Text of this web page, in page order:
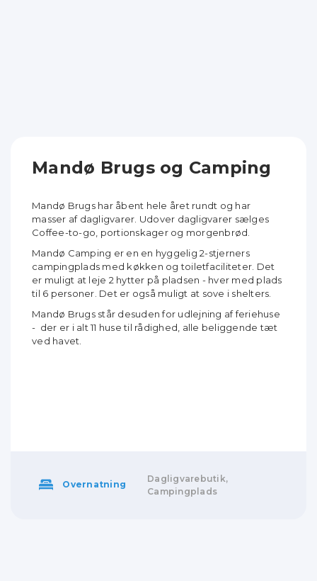
Mandø Brugs og Camping
Mandø Brugs har åbent hele året rundt og har
masser af dagligvarer. Udover dagligvarer sælges
Coffee-to-go, portionskager og morgenbrød.
Mandø Camping er en en hyggelig 2-stjerners
campingplads med køkken og toiletfaciliteter. Det
er muligt at leje 2 hytter på pladsen - hver med plads
til 6 personer. Det er også muligt at sove i shelters.
Mandø Brugs står desuden for udlejning af feriehuse
- der er i alt 11 huse til rådighed, alle beliggende tæt
ved havet.
Overnatning
Dagligvarebutik,
Campingplads